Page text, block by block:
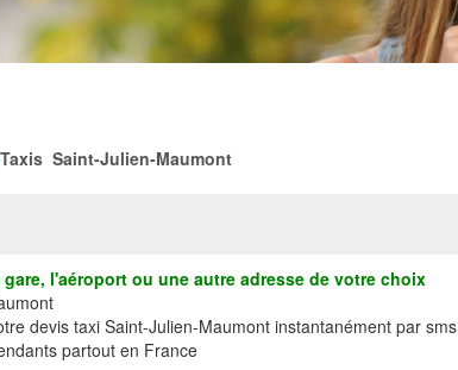
Taxis Saint-Julien-Maumont
l'aéroport ou une autre adresse de votre choix
devis taxi Saint-Julien-Maumont instantanément par sms
partout en France